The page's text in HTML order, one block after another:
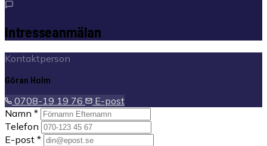
Intresseanmälan
Kontaktperson
Göran Holm
0708-19 19 76
E-post
Namn *
Telefon
E-post *